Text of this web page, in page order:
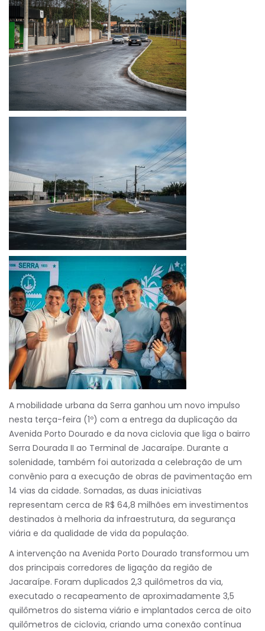
A mobilidade urbana da Serra ganhou um novo impulso
nesta terça-feira (1º) com a entrega da duplicação da
Avenida Porto Dourado e da nova ciclovia que liga o bairro
Serra Dourada II ao Terminal de Jacaraípe. Durante a
solenidade, também foi autorizada a celebração de um
convênio para a execução de obras de pavimentação em
14 vias da cidade. Somadas, as duas iniciativas
representam cerca de R$ 64,8 milhões em investimentos
destinados à melhoria da infraestrutura, da segurança
viária e da qualidade de vida da população.
A intervenção na Avenida Porto Dourado transformou um
dos principais corredores de ligação da região de
Jacaraípe. Foram duplicados 2,3 quilômetros da via,
executado o recapeamento de aproximadamente 3,5
quilômetros do sistema viário e implantados cerca de oito
quilômetros de ciclovia, criando uma conexão contínua